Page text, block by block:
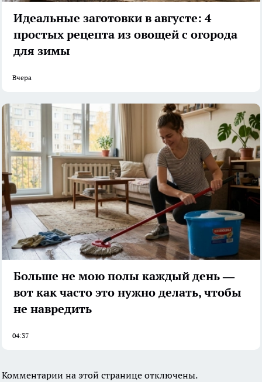
Идеальные заготовки в августе: 4
простых рецепта из овощей с огорода
для зимы
Вчера
Больше не мою полы каждый день —
вот как часто это нужно делать, чтобы
не навредить
04:37
Комментарии на этой странице отключены.